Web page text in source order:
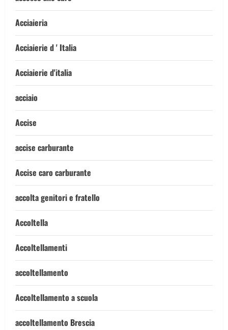
Acciaieria
Acciaierie d ' Italia
Acciaierie d'italia
acciaio
Accise
accise carburante
Accise caro carburante
accolta genitori e fratello
Accoltella
Accoltellamenti
accoltellamento
Accoltellamento a scuola
accoltellamento Brescia